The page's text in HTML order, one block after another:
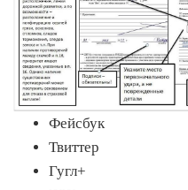
Фейсбук
Твиттер
Гугл+